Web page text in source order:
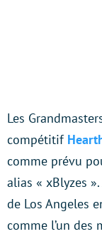
Les
compétitif
comme prévu
alias « xBlyzes
de Los Angeles
comme l’un des